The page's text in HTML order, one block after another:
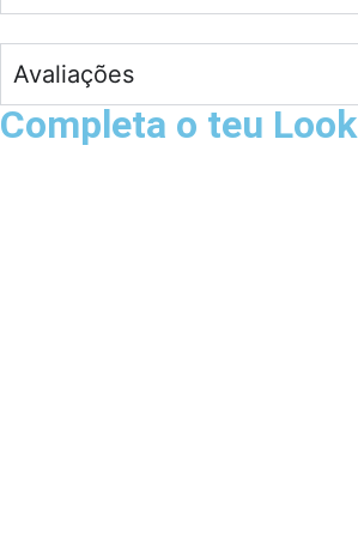
Avaliações
Completa o teu Look